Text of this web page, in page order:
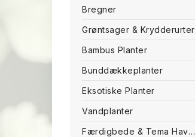
Bregner
Grøntsager & Krydderurter
Bambus Planter
Bunddækkeplanter
Eksotiske Planter
Vandplanter
Færdigbede & Tema Haven